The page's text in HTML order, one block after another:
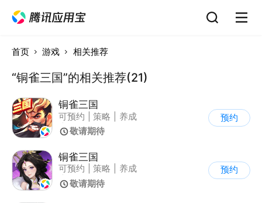
首页 游戏 相关推荐
“铜雀三国”的相关推荐(21)
铜雀三国
可预约 策略
养成
| 战争
敬请期待
预约
铜雀三国
可预约 策略
养成
| 战争
敬请期待
预约